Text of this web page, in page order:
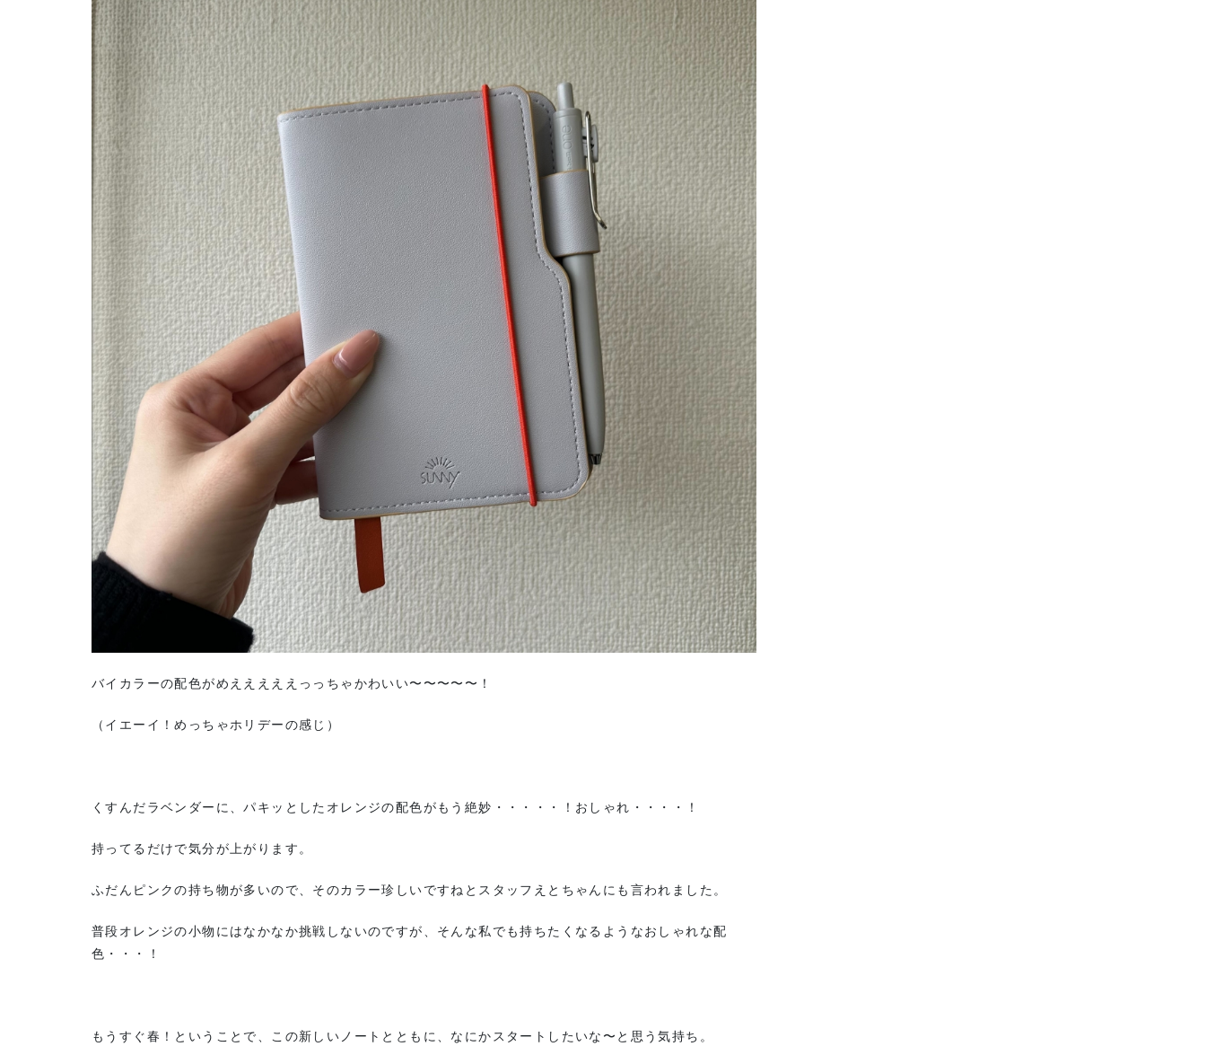
バイカラーの配色がめえええええっっちゃかわいい〜〜〜〜〜！
（イエーイ！めっちゃホリデーの感じ）
くすんだラベンダーに、パキッとしたオレンジの配色がもう絶妙・・・・・！おしゃれ・・・・！
持ってるだけで気分が上がります。
ふだんピンクの持ち物が多いので、そのカラー珍しいですねとスタッフえとちゃんにも言われました。
普段オレンジの小物にはなかなか挑戦しないのですが、そんな私でも持ちたくなるようなおしゃれな配
色・・・！
もうすぐ春！ということで、この新しいノートとともに、なにかスタートしたいな〜と思う気持ち。